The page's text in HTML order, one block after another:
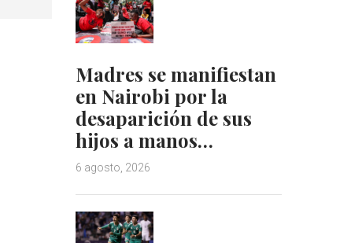
Madres se manifiestan
en Nairobi por la
desaparición de sus
hijos a manos…
6 agosto, 2026